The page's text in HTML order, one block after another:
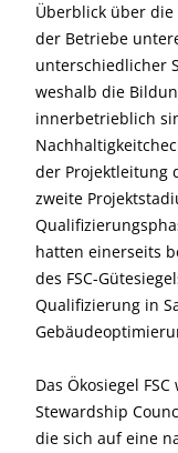
Überblick über
der Betriebe
unterschiedlicher
weshalb die
innerbetrieblich
der Projektleitung
zweite
hatten einerseits
des FSC-
Qualifizierung in
Das Ökosiegel
Stewardship
die sich auf eine